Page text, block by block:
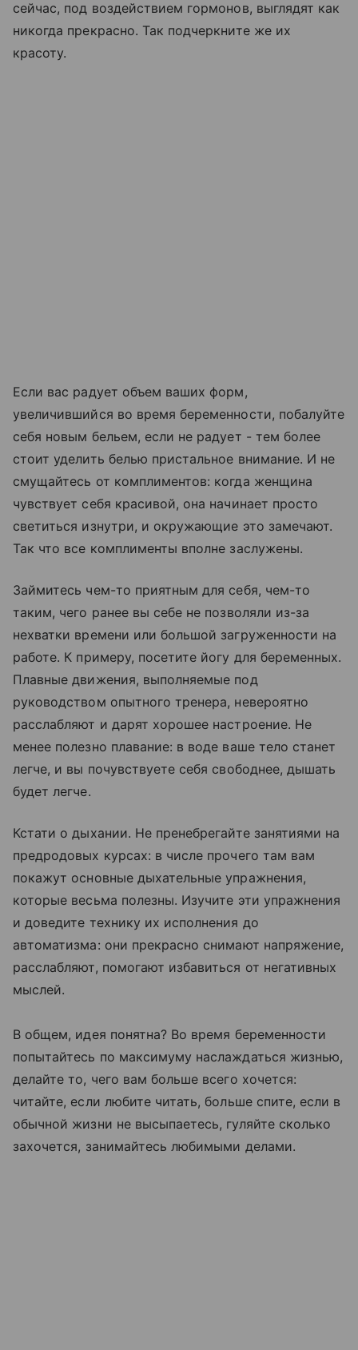
сейчас, под воздействием гормонов, выглядят как
никогда прекрасно. Так подчеркните же их
красоту.
Если вас радует объем ваших форм,
увеличившийся во время беременности, побалуйте
себя новым бельем, если не радует - тем более
стоит уделить белью пристальное внимание. И не
смущайтесь от комплиментов: когда женщина
чувствует себя красивой, она начинает просто
светиться изнутри, и окружающие это замечают.
Так что все комплименты вполне заслужены.
Займитесь чем-то приятным для себя, чем-то
таким, чего ранее вы себе не позволяли из-за
нехватки времени или большой загруженности на
работе. К примеру, посетите йогу для беременных.
Плавные движения, выполняемые под
руководством опытного тренера, невероятно
расслабляют и дарят хорошее настроение. Не
менее полезно плавание: в воде ваше тело станет
легче, и вы почувствуете себя свободнее, дышать
будет легче.
Кстати о дыхании. Не пренебрегайте занятиями на
предродовых курсах: в числе прочего там вам
покажут основные дыхательные упражнения,
которые весьма полезны. Изучите эти упражнения
и доведите технику их исполнения до
автоматизма: они прекрасно снимают напряжение,
расслабляют, помогают избавиться от негативных
мыслей.
В общем, идея понятна? Во время беременности
попытайтесь по максимуму наслаждаться жизнью,
делайте то, чего вам больше всего хочется:
читайте, если любите читать, больше спите, если в
обычной жизни не высыпаетесь, гуляйте сколько
захочется, занимайтесь любимыми делами.